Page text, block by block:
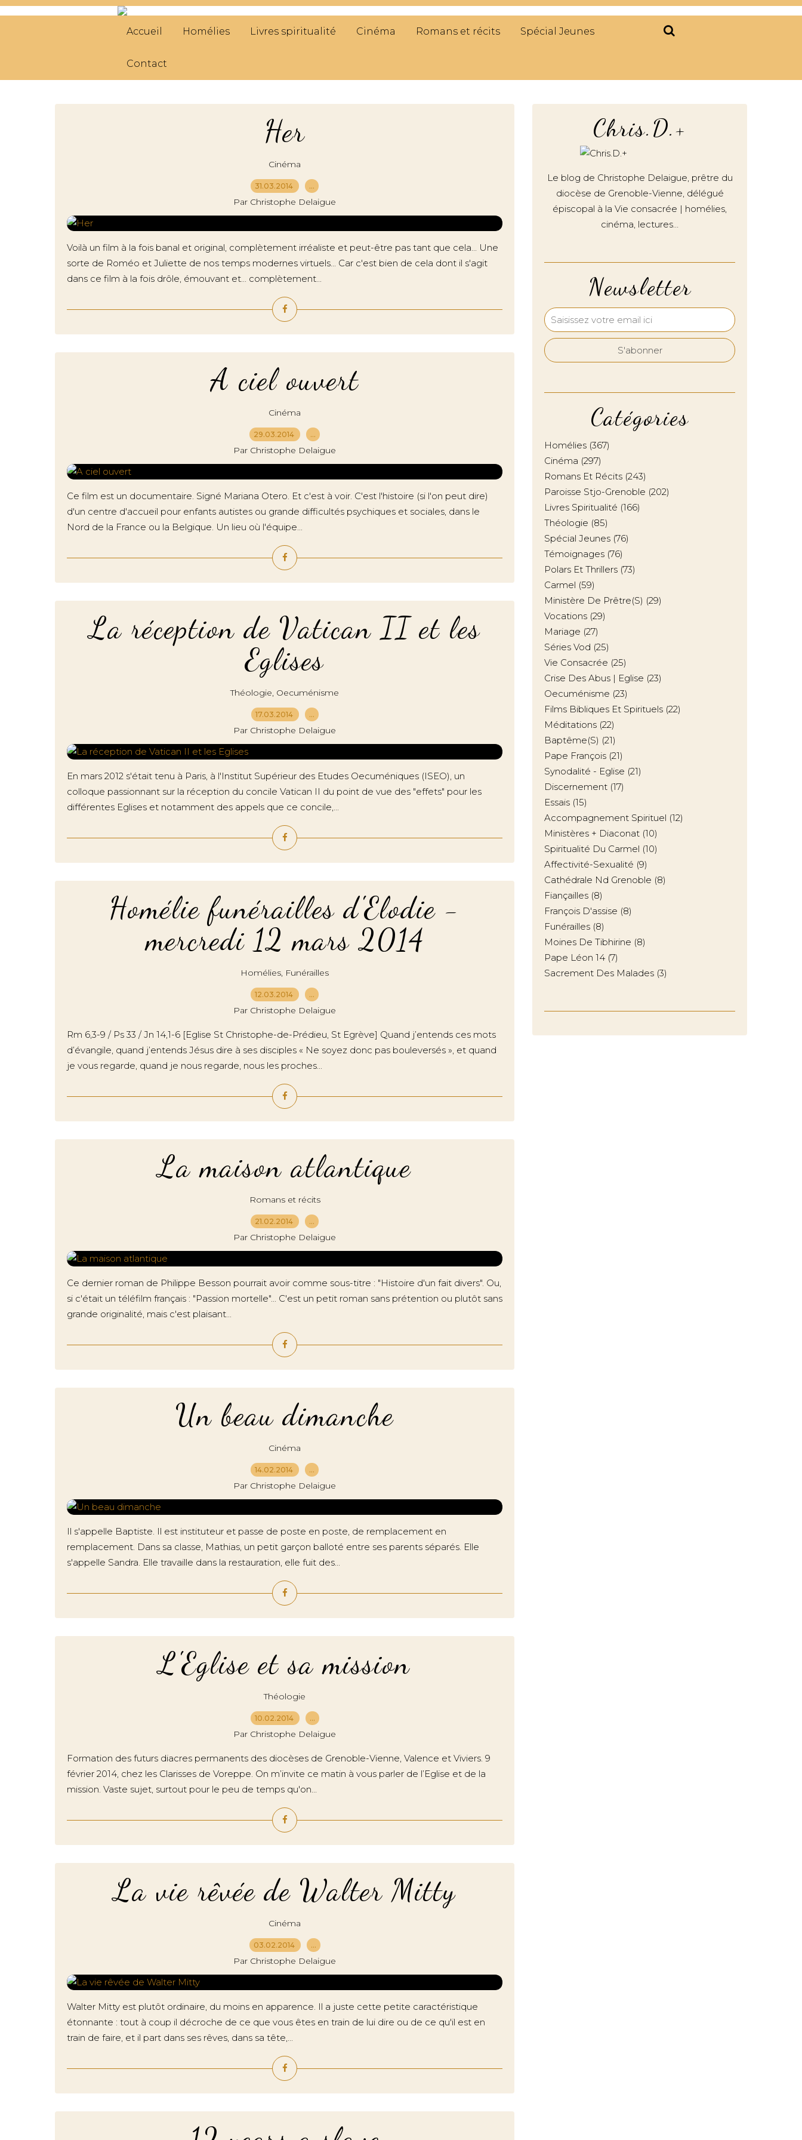
Accueil Homélies Livres spiritualité Cinéma Romans et récits Spécial Jeunes
Contact
Her
Cinéma
31.03.2014 …
Par Christophe Delaigue
Voilà un film à la fois banal et original, complètement irréaliste et peut-être pas tant que cela... Une
sorte de Roméo et Juliette de nos temps modernes virtuels... Car c'est bien de cela dont il s'agit
dans ce film à la fois drôle, émouvant et... complètement...
A ciel ouvert
Cinéma
29.03.2014 …
Par Christophe Delaigue
Ce film est un documentaire. Signé Mariana Otero. Et c'est à voir. C'est l'histoire (si l'on peut dire)
d'un centre d'accueil pour enfants autistes ou grande difficultés psychiques et sociales, dans le
Nord de la France ou la Belgique. Un lieu où l'équipe...
La réception de Vatican II et les
Eglises
Théologie, Oecuménisme
17.03.2014 …
Par Christophe Delaigue
En mars 2012 s'était tenu à Paris, à l'Institut Supérieur des Etudes Oecuméniques (ISEO), un
colloque passionnant sur la réception du concile Vatican II du point de vue des "effets" pour les
différentes Eglises et notamment des appels que ce concile,...
Homélie funérailles d'Elodie -
mercredi 12 mars 2014
Homélies, Funérailles
12.03.2014 …
Par Christophe Delaigue
Rm 6,3-9 / Ps 33 / Jn 14,1-6 [Eglise St Christophe-de-Prédieu, St Egrève] Quand j’entends ces mots
d’évangile, quand j’entends Jésus dire à ses disciples « Ne soyez donc pas bouleversés », et quand
je vous regarde, quand je nous regarde, nous les proches...
La maison atlantique
Romans et récits
21.02.2014 …
Par Christophe Delaigue
Ce dernier roman de Philippe Besson pourrait avoir comme sous-titre : "Histoire d'un fait divers". Ou,
si c'était un téléfilm français : "Passion mortelle"... C'est un petit roman sans prétention ou plutôt sans
grande originalité, mais c'est plaisant...
Un beau dimanche
Cinéma
14.02.2014 …
Par Christophe Delaigue
Il s'appelle Baptiste. Il est instituteur et passe de poste en poste, de remplacement en
remplacement. Dans sa classe, Mathias, un petit garçon balloté entre ses parents séparés. Elle
s'appelle Sandra. Elle travaille dans la restauration, elle fuit des...
L'Eglise et sa mission
Théologie
10.02.2014 …
Par Christophe Delaigue
Formation des futurs diacres permanents des diocèses de Grenoble-Vienne, Valence et Viviers. 9
février 2014, chez les Clarisses de Voreppe. On m’invite ce matin à vous parler de l’Eglise et de la
mission. Vaste sujet, surtout pour le peu de temps qu'on...
La vie rêvée de Walter Mitty
Cinéma
03.02.2014 …
Par Christophe Delaigue
Walter Mitty est plutôt ordinaire, du moins en apparence. Il a juste cette petite caractéristique
étonnante : tout à coup il décroche de ce que vous êtes en train de lui dire ou de ce qu'il est en
train de faire, et il part dans ses rêves, dans sa tête,...
Newsletter
Catégories
Homélies (367)
Cinéma (297)
Romans Et Récits (243)
Paroisse Stjo-Grenoble (202)
Livres Spiritualité (166)
Théologie (85)
Spécial Jeunes (76)
Témoignages (76)
Polars Et Thrillers (73)
Carmel (59)
Ministère De Prêtre(s) (29)
Vocations (29)
Mariage (27)
Séries Vod (25)
Vie Consacrée (25)
Crise Des Abus | Eglise (23)
Oecuménisme (23)
Films Bibliques Et Spirituels (22)
Méditations (22)
Baptême(s) (21)
Pape François (21)
Synodalité - Eglise (21)
Discernement (17)
Essais (15)
Accompagnement Spirituel (12)
Ministères + Diaconat (10)
Spiritualité Du Carmel (10)
Affectivité-Sexualité (9)
Cathédrale Nd Grenoble (8)
Fiançailles (8)
François D'assise (8)
Funérailles (8)
Moines De Tibhirine (8)
Pape Léon 14 (7)
Sacrement Des Malades (3)
Chris.D.+
Le blog de Christophe Delaigue, prêtre du
diocèse de Grenoble-Vienne, délégué
épiscopal à la Vie consacrée | homélies,
cinéma, lectures…